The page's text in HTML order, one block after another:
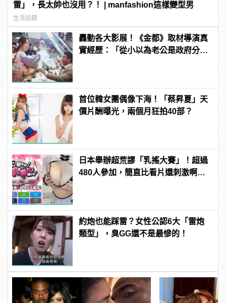
雷」，長太帥也沒用？！ | manfashion這樣變型男
生活話題
轟動各大影展！《金都》取材導演真
實經歷：「從小以為老公是政府分
首位韓女團偶像下海！「蔡昇夏」天
價片酬曝光，兩個月狂拍40部？
日本舉辦超荒謬「乳搖大賽」！超過
480人參加，簡直比看片還刺激啊！ |
約炮也能踩雷？女性公認6大「雷炮
類型」，臭GG還不是最慘的！